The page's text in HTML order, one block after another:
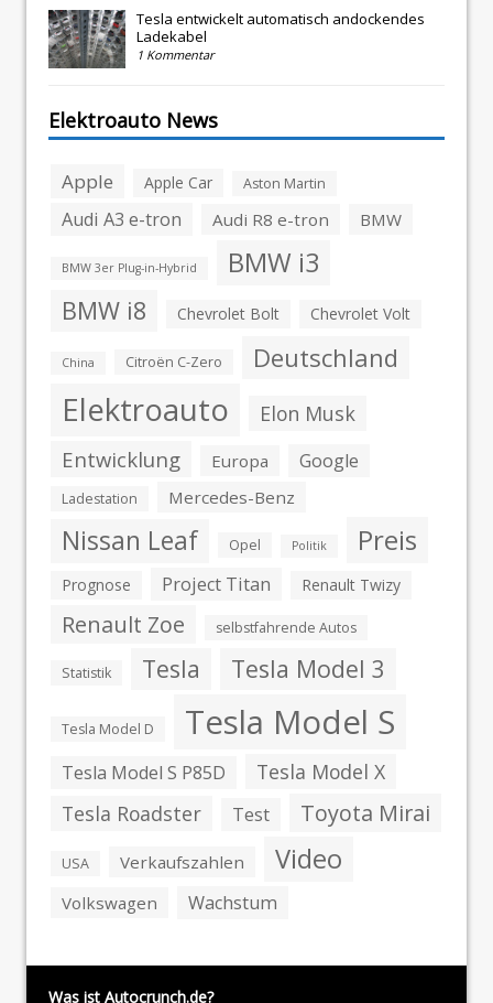
Tesla entwickelt automatisch andockendes
Ladekabel
1 Kommentar
Elektroauto News
Apple Apple Car Aston Martin
Audi A3 e-tron Audi R8 e-tron BMW
BMW 3er Plug-in-Hybrid BMW i3
BMW i8 Chevrolet Bolt Chevrolet Volt
China Citroën C-Zero Deutschland
Elektroauto Elon Musk
Entwicklung Europa Google
Ladestation Mercedes-Benz
Nissan Leaf Opel Politik Preis
Prognose Project Titan Renault Twizy
Renault Zoe selbstfahrende Autos
Statistik Tesla Tesla Model 3
Tesla Model D Tesla Model S
Tesla Model S P85D
Tesla Model X
Tesla Roadster
Test Toyota Mirai
USA Verkaufszahlen Video
Volkswagen Wachstum
Was ist Autocrunch.de?